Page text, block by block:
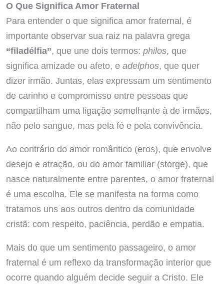
O Que Significa Amor Fraternal
Para entender o que significa amor fraternal, é
importante observar sua raiz na palavra grega
“filadélfia”, que une dois termos: philos, que
significa amizade ou afeto, e adelphos, que quer
dizer irmão. Juntas, elas expressam um sentimento
de carinho e compromisso entre pessoas que
compartilham uma ligação semelhante à de irmãos,
não pelo sangue, mas pela fé e pela convivência.
Ao contrário do amor romântico (eros), que envolve
desejo e atração, ou do amor familiar (storge), que
nasce naturalmente entre parentes, o amor fraternal
é uma escolha. Ele se manifesta na forma como
tratamos uns aos outros dentro da comunidade
cristã: com respeito, paciência, perdão e empatia.
Mais do que um sentimento passageiro, o amor
fraternal é um reflexo da transformação interior que
ocorre quando alguém decide seguir a Cristo. Ele